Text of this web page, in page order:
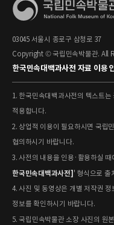
03045 서울시 종로구 삼청로 37
Copyright © 국립민속박물관. All
한국민속대백과사전 자료 이용
1. 한국민속대백과사전의 텍스트
적용합니다.
2. 상업적 이용이 필요하시면 국립
협의하시기 바랍니다.
3. 사전의 내용을 인용·활용하실 때
한국민속대백과사전] ' 형식으로 출
4. 사진 및 동영상은 개별 저작권
정보를 확인하시기 바랍니다.
5. 국립민속박물관 소장 사진의 원